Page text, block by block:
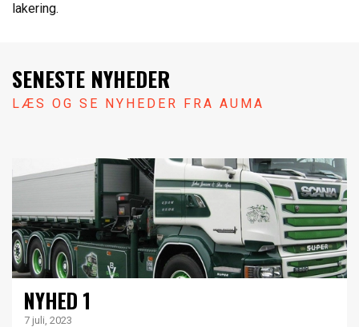
lakering.
SENESTE NYHEDER
LÆS OG SE NYHEDER FRA AUMA
NYHED 1
7 juli, 2023